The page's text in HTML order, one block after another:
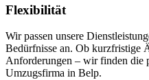
Flexibilität
Wir passen unsere
Bedürfnisse an. Ob kurzfristige
Anforderungen – wir finden die
Umzugsfirma in Belp.